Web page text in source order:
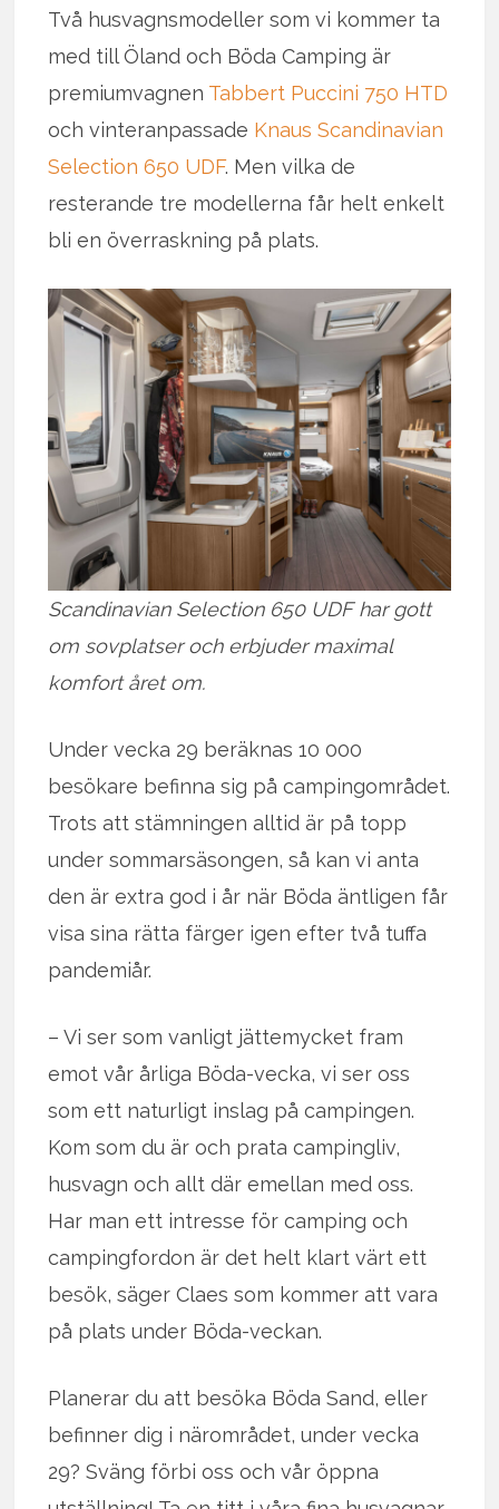
Två husvagnsmodeller som vi kommer ta
med till Öland och Böda Camping är
premiumvagnen Tabbert Puccini 750 HTD
och vinteranpassade Knaus Scandinavian
Selection 650 UDF. Men vilka de
resterande tre modellerna får helt enkelt
bli en överraskning på plats.
Scandinavian Selection 650 UDF har gott
om sovplatser och erbjuder maximal
komfort året om.
Under vecka 29 beräknas 10 000
besökare befinna sig på campingområdet.
Trots att stämningen alltid är på topp
under sommarsäsongen, så kan vi anta
den är extra god i år när Böda äntligen får
visa sina rätta färger igen efter två tuffa
pandemiår.
– Vi ser som vanligt jättemycket fram
emot vår årliga Böda-vecka, vi ser oss
som ett naturligt inslag på campingen.
Kom som du är och prata campingliv,
husvagn och allt där emellan med oss.
Har man ett intresse för camping och
campingfordon är det helt klart värt ett
besök, säger Claes som kommer att vara
på plats under Böda-veckan.
Planerar du att besöka Böda Sand, eller
befinner dig i närområdet, under vecka
29? Sväng förbi oss och vår öppna